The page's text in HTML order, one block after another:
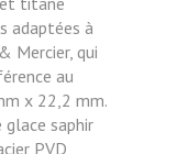
adaptées à
Mercier, qui
au
x 22,2 mm.
glace saphir
PVD